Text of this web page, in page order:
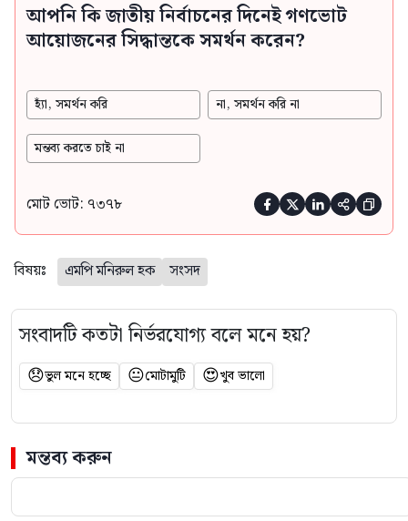
আপনি কি জাতীয় নির্বাচনের দিনেই গণভোট
আয়োজনের সিদ্ধান্তকে সমর্থন করেন?
হ্যাঁ, সমর্থন করি না, সমর্থন করি না
মন্তব্য করতে চাই না
মোট ভোট: ৭৩৭৮     
বিষয়ঃ এমপি মনিরুল হক সংসদ
সংবাদটি কতটা নির্ভরযোগ্য বলে মনে হয়?
😞ভুল মনে হচ্ছে 😐মোটামুটি 😍খুব ভালো
মন্তব্য করুন